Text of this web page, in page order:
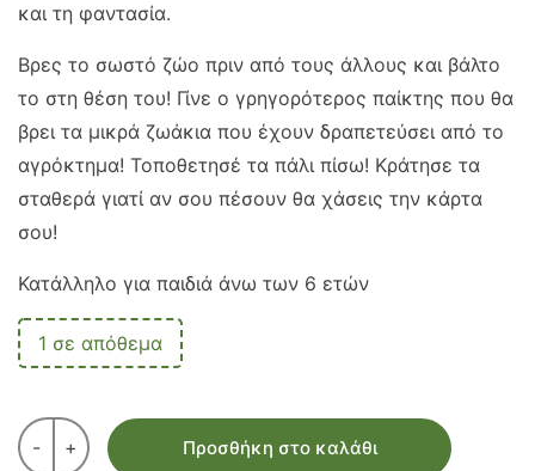
και τη φαντασία.
Βρες το σωστό ζώο πριν από τους άλλους και βάλτο
το στη θέση του! Γίνε ο γρηγορότερος παίκτης που θα
βρει τα μικρά ζωάκια που έχουν δραπετεύσει από το
αγρόκτημα! Τοποθετησέ τα πάλι πίσω! Κράτησε τα
σταθερά γιατί αν σου πέσουν θα χάσεις την κάρτα
σου!
Κατάλληλο για παιδιά άνω των 6 ετών
1 σε απόθεμα
- + Προσθήκη στο καλάθι